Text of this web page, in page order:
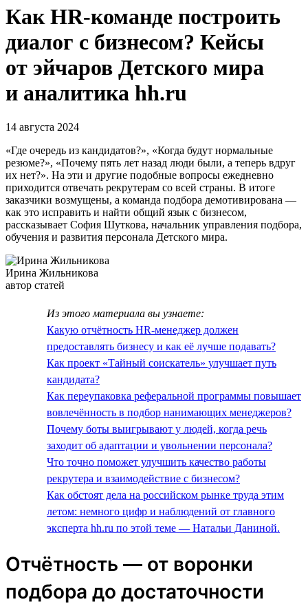
Как HR-команде построить
диалог с бизнесом? Кейсы
от эйчаров Детского мира
и аналитика hh.ru
14 августа 2024
«Где очередь из кандидатов?», «Когда будут нормальные
резюме?», «Почему пять лет назад люди были, а теперь вдруг
их нет?». На эти и другие подобные вопросы ежедневно
приходится отвечать рекрутерам со всей страны. В итоге
заказчики возмущены, а команда подбора демотивирована —
как это исправить и найти общий язык с бизнесом,
рассказывает София Шуткова, начальник управления подбора,
обучения и развития персонала Детского мира.
Ирина Жильникова
автор статей
Из этого материала вы узнаете:
Какую отчётность HR-менеджер должен
предоставлять бизнесу и как её лучше подавать?
Как проект «Тайный соискатель» улучшает путь
кандидата?
Как переупаковка реферальной программы повышает
вовлечённость в подбор нанимающих менеджеров?
Почему боты выигрывают у людей, когда речь
заходит об адаптации и увольнении персонала?
Что точно поможет улучшить качество работы
рекрутера и взаимодействие с бизнесом?
Как обстоят дела на российском рынке труда этим
летом: немного цифр и наблюдений от главного
эксперта hh.ru по этой теме — Натальи Даниной.
Отчётность — от воронки
подбора до достаточности